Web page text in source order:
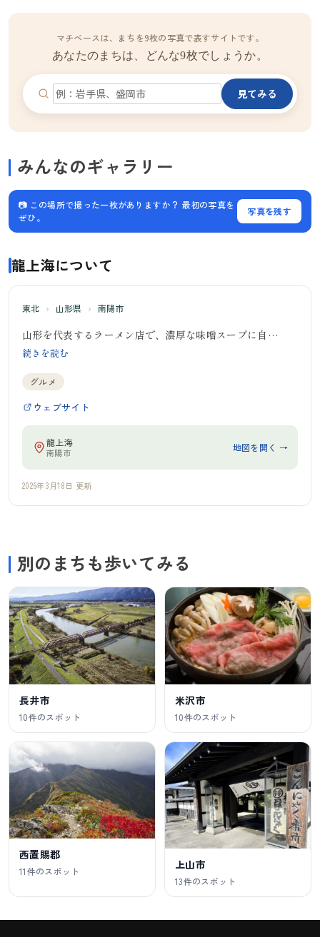
龍上海について
東北 › 山形県 › 南陽市
山形を代表するラーメン店で、濃厚な味噌スープに自…
続きを読む
グルメ
ウェブサイト
龍上海
南陽市 地図を開く →
2026年3月18日 更新
マチベースは、まちを9枚の写真で表すサイトです。
あなたのまちは、どんな9枚でしょうか。
見てみる
別のまちも歩いてみる
長井市
10件のスポット
米沢市
10件のスポット
西置賜郡
11件のスポット 上山市
13件のスポット
みんなのギャラリー
📷 この場所で撮った一枚がありますか？ 最初の写真を
ぜひ。
写真を残す